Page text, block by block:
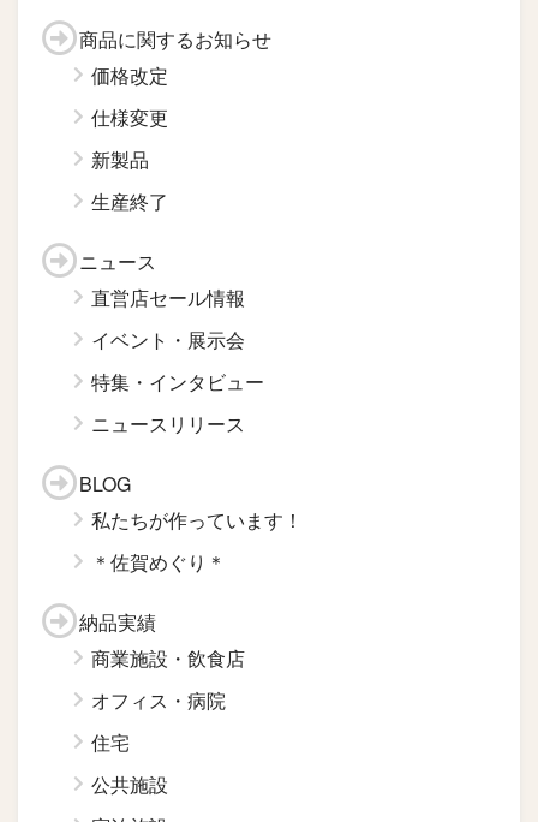
商品に関するお知らせ
価格改定
仕様変更
新製品
生産終了
ニュース
直営店セール情報
イベント・展示会
特集・インタビュー
ニュースリリース
BLOG
私たちが作っています！
＊佐賀めぐり＊
納品実績
商業施設・飲食店
オフィス・病院
住宅
公共施設